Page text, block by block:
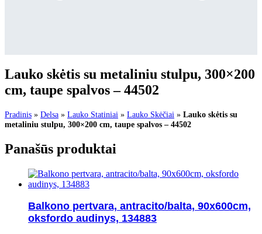
Lauko skėtis su metaliniu stulpu, 300×200
cm, taupe spalvos – 44502
Pradinis » Delsa » Lauko Statiniai » Lauko Skėčiai » Lauko skėtis su
metaliniu stulpu, 300×200 cm, taupe spalvos – 44502
Panašūs produktai
Balkono pertvara, antracito/balta, 90x600cm,
oksfordo audinys, 134883